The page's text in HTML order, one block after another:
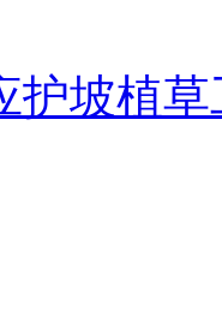
护坡植